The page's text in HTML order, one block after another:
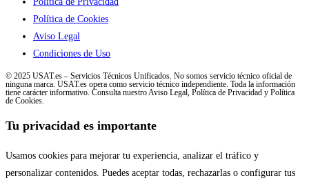
Política de Cookies
Aviso Legal
Condiciones de Uso
© 2025 USAT.es – Servicios Técnicos Unificados. No somos servicio técnico oficial de
ninguna marca. USAT.es opera como servicio técnico independiente. Toda la información
tiene carácter informativo. Consulta nuestro Aviso Legal, Política de Privacidad y Política
de Cookies.
Tu privacidad es importante
Usamos cookies para mejorar tu experiencia, analizar el tráfico y
personalizar contenidos. Puedes aceptar todas, rechazarlas o configurar tus